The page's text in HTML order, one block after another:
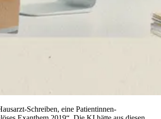
Schreiben, eine Patientinnen-